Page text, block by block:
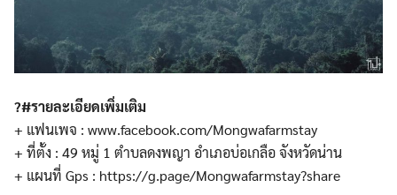
?#รายละเอียดเพิ่มเติม
+ แฟนเพจ : www.facebook.com/Mongwafarmstay
+ ที่ตั้ง : 49 หมู่ 1 ตำบลดงพญา อำเภอบ่อเกลือ จังหวัดน่าน
+ แผนที่ Gps : https://g.page/Mongwafarmstay?share